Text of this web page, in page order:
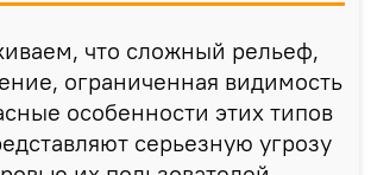
что сложный рельеф,
ограниченная видимость
особенности этих типов
серьезную угрозу